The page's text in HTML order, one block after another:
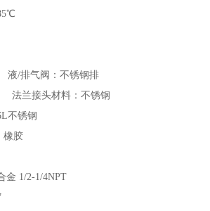
/排气阀：不锈钢排
兰接头材料：不锈钢
不锈钢
橡胶
金 1/2-1/4NPT